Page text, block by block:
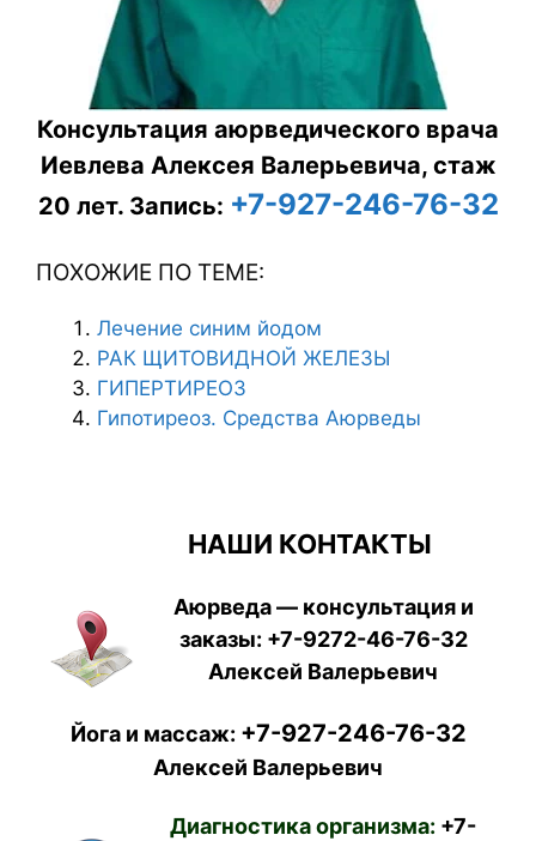
Консультация аюрведического врача
Иевлева Алексея Валерьевича, стаж
20 лет. Запись: +7-927-246-76-32
ПОХОЖИЕ ПО ТЕМЕ:
Лечение синим йодом
РАК ЩИТОВИДНОЙ ЖЕЛЕЗЫ
ГИПЕРТИРЕОЗ
Гипотиреоз. Средства Аюрведы
НАШИ КОНТАКТЫ
Аюрведа — консультация и
заказы: +7-9272-46-76-32
Алексей Валерьевич
Йога и массаж: +7-927-246-76-32
Алексей Валерьевич
Диагностика организма: +7-